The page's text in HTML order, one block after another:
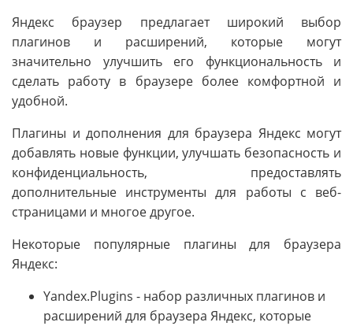
Яндекс браузер предлагает широкий выбор
плагинов и расширений, которые могут
значительно улучшить его функциональность и
сделать работу в браузере более комфортной и
удобной.
Плагины и дополнения для браузера Яндекс могут
добавлять новые функции, улучшать безопасность и
конфиденциальность, предоставлять
дополнительные инструменты для работы с веб-
страницами и многое другое.
Некоторые популярные плагины для браузера
Яндекс:
Yandex.Plugins - набор различных плагинов и
расширений для браузера Яндекс, которые